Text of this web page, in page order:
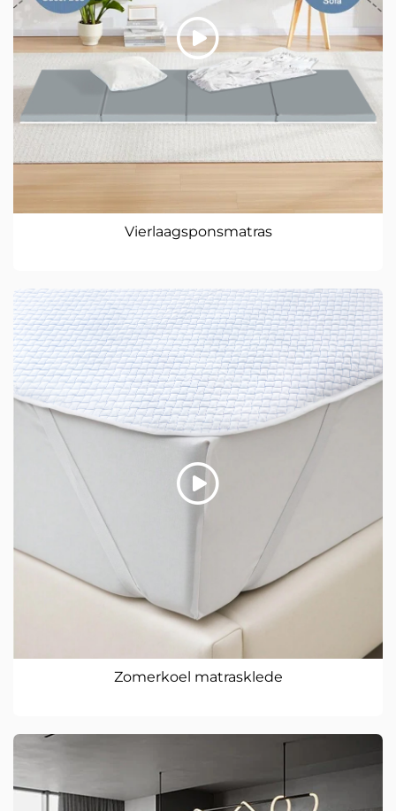
Vierlaagsponsmatras
Zomerkoel matrasklede